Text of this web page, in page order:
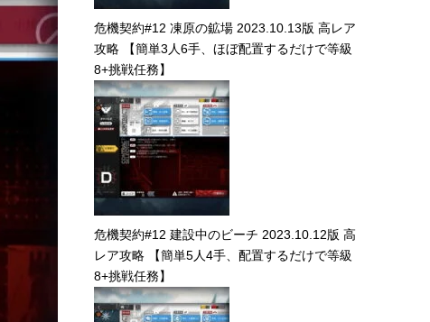
危機契約#12 凍原の鉱場 2023.10.13版 高レア
攻略 【簡単3人6手、ほぼ配置するだけで等級
8+挑戦任務】
危機契約#12 建設中のビーチ 2023.10.12版 高
レア攻略 【簡単5人4手、配置するだけで等級
8+挑戦任務】